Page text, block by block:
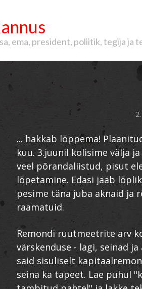
ema, president, poliitik, tegija ja
... hakkab lõppema!
kuu. 3.juunil kolisime välja
veel põrandaliistud, pisut
lõpetamine. Edasi jääb
pesime täna juba aknaid ja
raamatuid.
Remondi ruutmeetrite arv
värskenduse - lagi, seinad
said sisuliselt
seina ka tapeet. Lae puhul